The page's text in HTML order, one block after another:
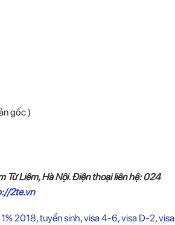
gốc )
Từ Liêm, Hà Nội. Điện thoại liên hệ: 024
2te.vn
2018,tuyển sinh,visa 4-6,visa D-2,visa